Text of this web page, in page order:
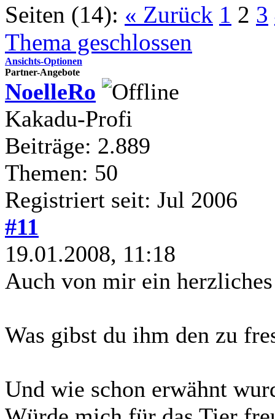
Seiten (14): « Zurück 1 2 3
Thema geschlossen
Ansichts-Optionen
Partner-Angebote
NoelleRo
Kakadu-Profi
Beiträge: 2.889
Themen: 50
Registriert seit: Jul 2006
#11
19.01.2008, 11:18
Auch von mir ein
Was gibst du ihm den zu
Und wie schon erwähnt